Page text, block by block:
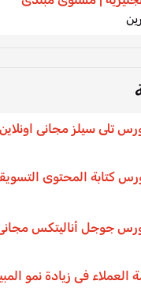
تلى سيلز مجانى اونلاين
كتابة المحتوى
جوجل أناليتكس مجانى
العملاء فى زيادة نمو